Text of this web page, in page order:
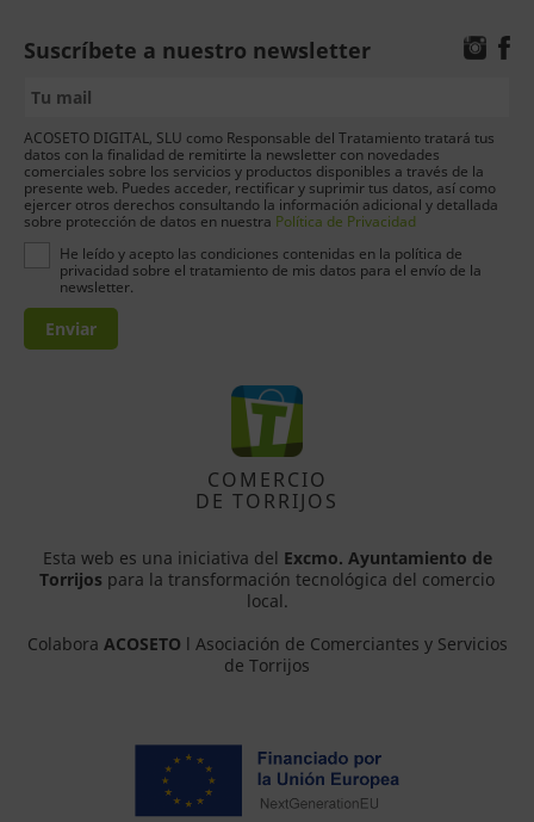
Suscríbete a nuestro newsletter
ACOSETO DIGITAL, SLU como Responsable del Tratamiento tratará tus
datos con la finalidad de remitirte la newsletter con novedades
comerciales sobre los servicios y productos disponibles a través de la
presente web. Puedes acceder, rectificar y suprimir tus datos, así como
ejercer otros derechos consultando la información adicional y detallada
sobre protección de datos en nuestra Política de Privacidad
He leído y acepto las condiciones contenidas en la política de
privacidad sobre el tratamiento de mis datos para el envío de la
newsletter.
Enviar
COMERCIO
DE TORRIJOS
Esta web es una iniciativa del Excmo. Ayuntamiento de
Torrijos para la transformación tecnológica del comercio
local.
Colabora ACOSETO l Asociación de Comerciantes y Servicios
de Torrijos